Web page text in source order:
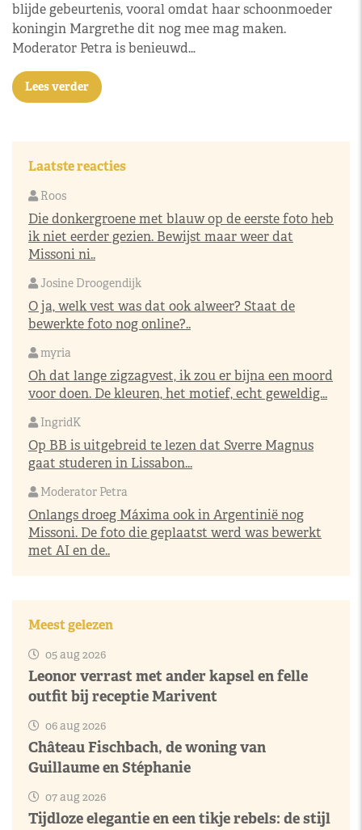
blijde gebeurtenis, vooral omdat haar schoonmoeder
koningin Margrethe dit nog mee mag maken.
Moderator Petra is benieuwd…
Lees verder
Laatste reacties
Roos
Die donkergroene met blauw op de eerste foto heb
ik niet eerder gezien. Bewijst maar weer dat
Missoni ni..
Josine Droogendijk
O ja, welk vest was dat ook alweer? Staat de
bewerkte foto nog online?..
myria
Oh dat lange zigzagvest, ik zou er bijna een moord
voor doen. De kleuren, het motief, echt geweldig...
IngridK
Op BB is uitgebreid te lezen dat Sverre Magnus
gaat studeren in Lissabon...
Moderator Petra
Onlangs droeg Máxima ook in Argentinië nog
Missoni. De foto die geplaatst werd was bewerkt
met AI en de..
Meest gelezen
05 aug 2026
Leonor verrast met ander kapsel en felle
outfit bij receptie Marivent
06 aug 2026
Château Fischbach, de woning van
Guillaume en Stéphanie
07 aug 2026
Tijdloze elegantie en een tikje rebels: de stijl